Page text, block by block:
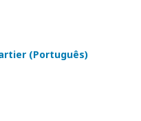
(Português)